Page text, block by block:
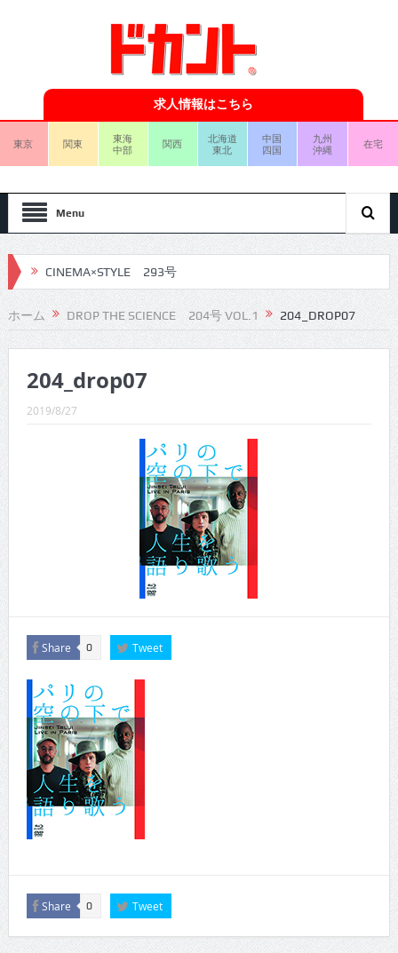
求人情報はこちら
東京 関東
東海
中部
関西
北海道
東北
中国
四国
九州
沖縄
在宅
Menu
CINEMA×STYLE 293号
CINEMA×STYLE 292号
CINEMA×STYLE 291号
CINEMA×STYLE 290号
CINEMA×STYLE 289号
CINEMA×STYLE 288号
CINEMA×STYLE 287号
CINEMA×STYLE 286号
CINEMA×STYLE 285号
CINEMA×STYLE 294号
ホーム DROP THE SCIENCE 204号 VOL.1 204_DROP07
204_drop07
2019/8/27
Share 0 Tweet
Share 0 Tweet